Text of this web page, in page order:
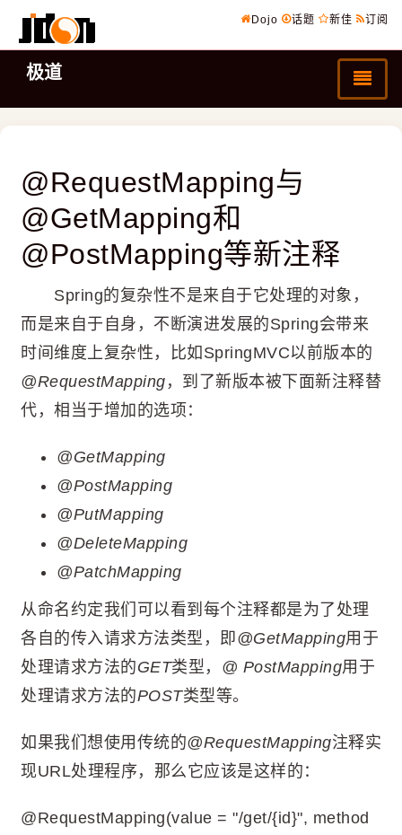
Dojo 话题 新佳 订阅
极道
@RequestMapping与
@GetMapping和
@PostMapping等新注释
Spring的复杂性不是来自于它处理的对象，
而是来自于自身，不断演进发展的Spring会带来
时间维度上复杂性，比如SpringMVC以前版本的
@RequestMapping ，到了新版本被下面新注释替
代，相当于增加的选项：
@GetMapping
@PostMapping
@PutMapping
@DeleteMapping
@PatchMapping
从命名约定我们可以看到每个注释都是为了处理
各自的传入请求方法类型，即@GetMapping用于
处理请求方法的GET类型， @ PostMapping用于
处理请求方法的POST类型等。
如果我们想使用传统的@RequestMapping注释实
现URL处理程序，那么它应该是这样的：
@RequestMapping(value = "/get/{id}", method